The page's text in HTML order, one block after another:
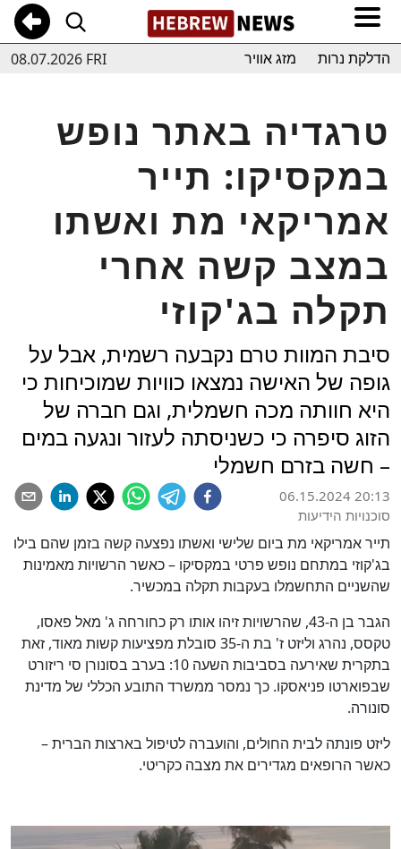
08.07.2026 FRI הדלקת נרות מזג אוויר
טרגדיה באתר נופש
במקסיקו: תייר
אמריקאי מת ואשתו
במצב קשה אחרי
תקלה בג'קוזי
סיבת המוות טרם נקבעה רשמית, אבל על
גופה של האישה נמצאו כוויות שמוכיחות כי
היא חוותה מכה חשמלית, וגם חברה של
הזוג סיפרה כי כשניסתה לעזור ונגעה במים
– חשה בזרם חשמלי
06.15.2024 20:13
סוכנויות הידיעות
תייר אמריקאי מת ביום שלישי ואשתו נפצעה קשה בזמן שהם בילו
בג'קוזי במתחם נופש פרטי במקסיקו – כאשר הרשויות מאמינות
שהשניים התחשמלו בעקבות תקלה במכשיר.
הגבר בן ה-43, שהרשויות זיהו אותו רק כחורחה ג' מאל פאסו,
טקסס, נהרג וליזט ז' בת ה-35 סובלת מפציעות קשות מאוד, זאת
בתקרית שאירעה בסביבות השעה 10: בערב בסונורן סי ריזורט
שבפוארטו פניאסקו. כך נמסר ממשרד התובע הכללי של מדינת
סונורה.
ליזט פונתה לבית החולים, והועברה לטיפול בארצות הברית –
כאשר הרופאים מגדירים את מצבה כקריטי.